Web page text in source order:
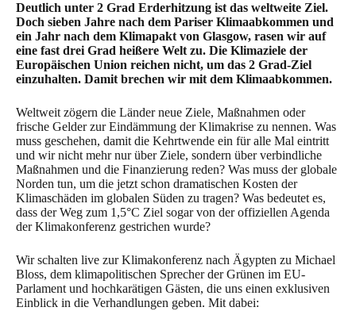
Deutlich unter 2 Grad Erderhitzung ist das weltweite Ziel.
Doch sieben Jahre nach dem Pariser Klimaabkommen und
ein Jahr nach dem Klimapakt von Glasgow, rasen wir auf
eine fast drei Grad heißere Welt zu. Die Klimaziele der
Europäischen Union reichen nicht, um das 2 Grad-Ziel
einzuhalten. Damit brechen wir mit dem Klimaabkommen.
Weltweit zögern die Länder neue Ziele, Maßnahmen oder
frische Gelder zur Eindämmung der Klimakrise zu nennen. Was
muss geschehen, damit die Kehrtwende ein für alle Mal eintritt
und wir nicht mehr nur über Ziele, sondern über verbindliche
Maßnahmen und die Finanzierung reden? Was muss der globale
Norden tun, um die jetzt schon dramatischen Kosten der
Klimaschäden im globalen Süden zu tragen? Was bedeutet es,
dass der Weg zum 1,5°C Ziel sogar von der offiziellen Agenda
der Klimakonferenz gestrichen wurde?
Wir schalten live zur Klimakonferenz nach Ägypten zu Michael
Bloss, dem klimapolitischen Sprecher der Grünen im EU-
Parlament und hochkarätigen Gästen, die uns einen exklusiven
Einblick in die Verhandlungen geben. Mit dabei: